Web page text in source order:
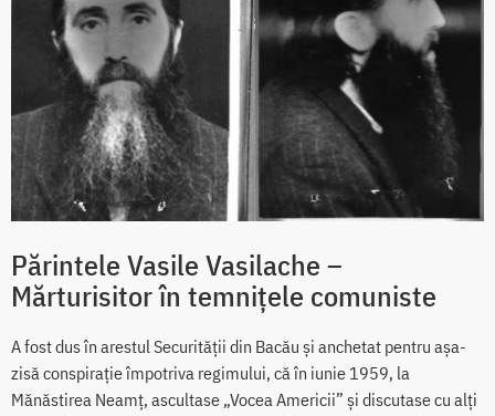
Părintele Vasile Vasilache –
Mărturisitor în temnițele comuniste
A fost dus în arestul Securității din Bacău și anchetat pentru așa-
zisă conspirație împotriva regimului, că în iunie 1959, la
Mănăstirea Neamț, ascultase „Vocea Americii” și discutase cu alți